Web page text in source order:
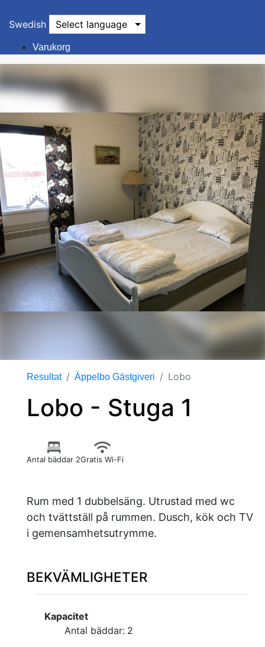
Swedish Select language
Varukorg
Resultat Äppelbo Gästgiveri Lobo
Lobo - Stuga 1
Antal bäddar 2Gratis Wi-Fi
Rum med 1 dubbelsäng. Utrustad med wc
och tvättställ på rummen. Dusch, kök och TV
i gemensamhetsutrymme.
BEKVÄMLIGHETER
Kapacitet
Antal bäddar: 2